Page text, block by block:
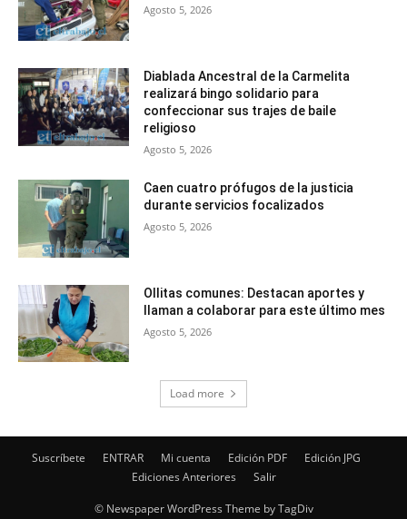
Agosto 5, 2026
Diablada Ancestral de la Carmelita
realizará bingo solidario para
confeccionar sus trajes de baile
religioso
Agosto 5, 2026
Caen cuatro prófugos de la justicia
durante servicios focalizados
Agosto 5, 2026
Ollitas comunes: Destacan aportes y
llaman a colaborar para este último mes
Agosto 5, 2026
Load more
Suscríbete ENTRAR Mi cuenta Edición PDF
Edición JPG
Ediciones Anteriores
Salir
© Newspaper WordPress Theme by TagDiv